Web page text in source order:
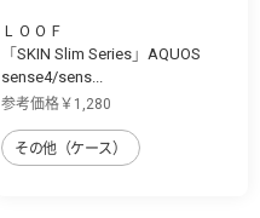
ＬＯＯＦ
「SKIN Slim Series」AQUOS
sense4/sens...
参考価格￥1,280
その他（ケース）